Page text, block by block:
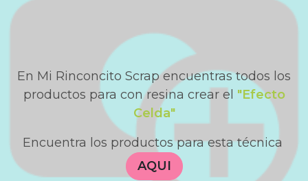
En Mi Rinconcito Scrap encuentras todos los
productos para con resina crear el "Efecto
Celda"
Encuentra los productos para esta técnica
AQUI